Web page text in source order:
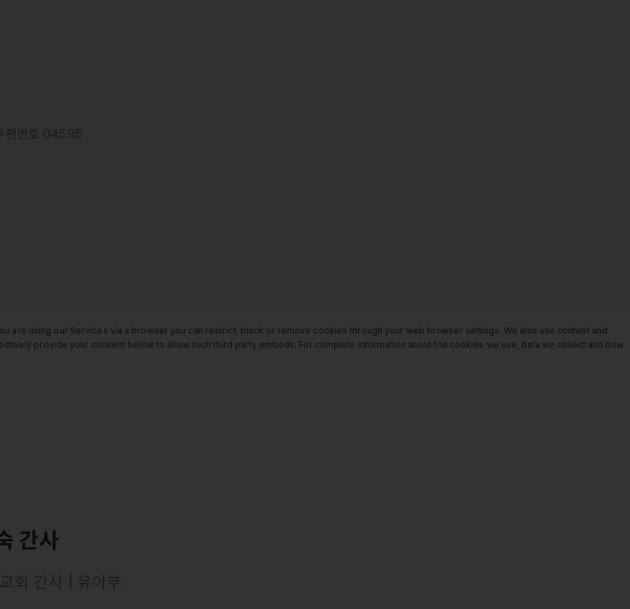
편번호 04595
are using our Services via a browser you can restrict, block or remove cookies through your web browser settings. We also use content and
provide your consent below to allow such third party embeds. For complete information about the cookies we use, data we collect and how
간사